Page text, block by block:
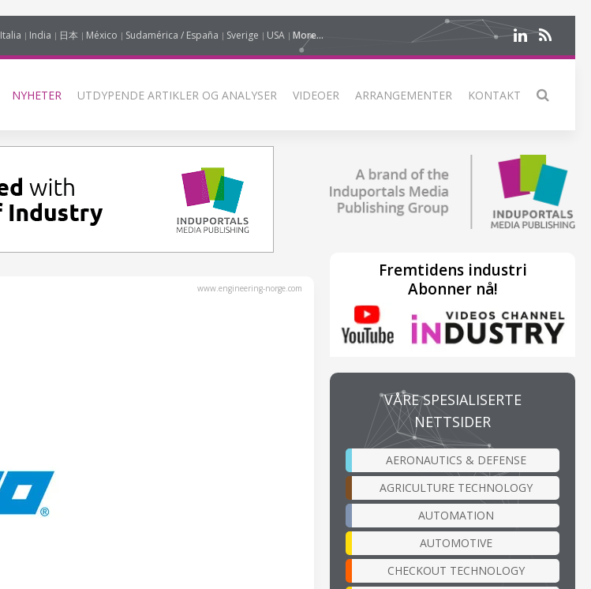
Italia India 日本 México Sudamérica / España Sverige USA More...
NYHETER UTDYPENDE ARTIKLER OG ANALYSER VIDEOER ARRANGEMENTER KONTAKT
www.engineering-norge.com
Fremtidens industri
Abonner nå!
VÅRE SPESIALISERTE
NETTSIDER
AERONAUTICS & DEFENSE
AGRICULTURE TECHNOLOGY
AUTOMATION
AUTOMOTIVE
CHECKOUT TECHNOLOGY